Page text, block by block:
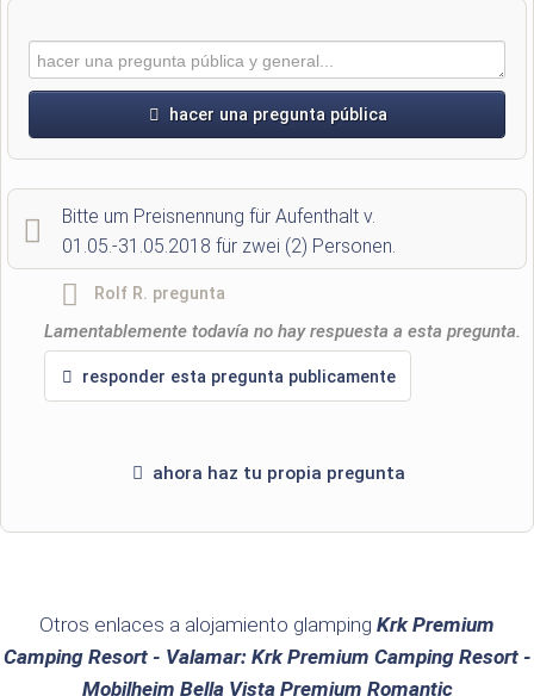
hacer una pregunta pública
La direccion de correo no sera publicada)
hacer una pregunta pública Cancelar
Nota: tenga en cuenta que las preguntas públicas son
Bitte um Preisnennung für Aufenthalt v.
01.05.-31.05.2018 für zwei (2) Personen.
Rolf R. pregunta
Lamentablemente todavía no hay respuesta a esta pregunta.
responder esta pregunta publicamente
ahora haz tu propia pregunta
Otros enlaces a alojamiento glamping Krk Premium
Camping Resort - Valamar: Krk Premium Camping Resort -
Mobilheim Bella Vista Premium Romantic